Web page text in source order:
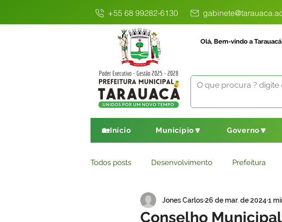
+55 68 99282-6130
Olá, Bem-vindo a
🏡Início Município🔽 Governo🔽
Todos posts Desenvolvimento Prefeitura
Comunicado Educação
Conselho
Jones Carlos26 de mar. de 20241